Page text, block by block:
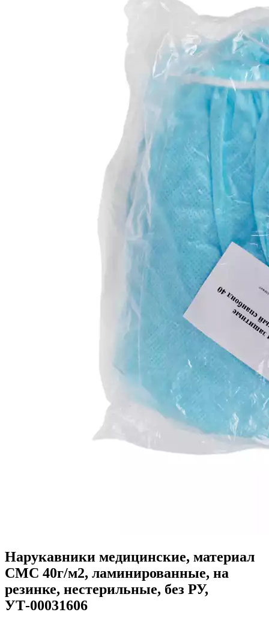
Нарукавники медицинские, материал
СМС 40г/м2, ламинированные, на
резинке, нестерильные, без РУ,
УТ-00031606